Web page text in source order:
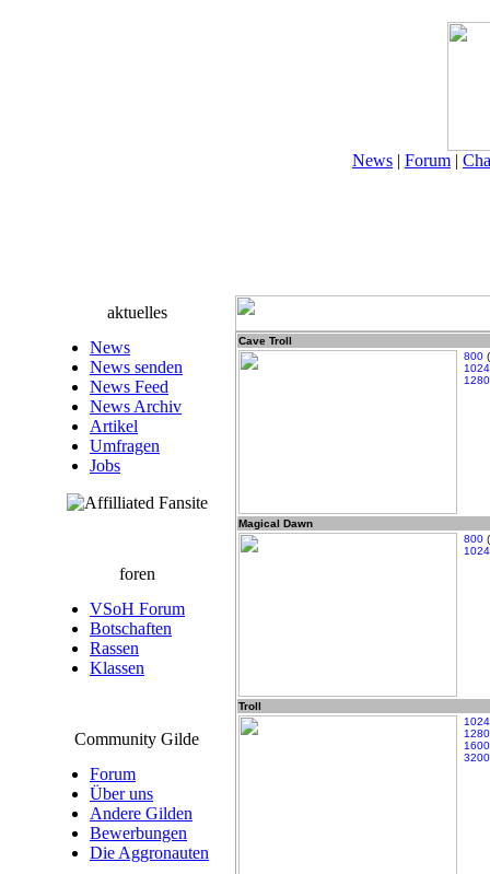
News | Forum |
aktuelles
News
News senden
News Feed
News Archiv
Artikel
Umfragen
Jobs
foren
VSoH Forum
Botschaften
Rassen
Klassen
Community Gilde
Forum
Über uns
Andere Gilden
Bewerbungen
Die Aggronauten
Cave Troll
800
1024
1280
Magical Dawn
800
1024
Troll
1024
1280
1600
3200